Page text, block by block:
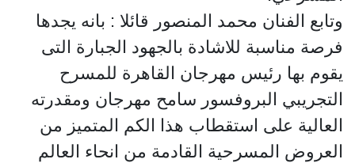
وتابع الفنان محمد المنصور قائلا : بانه يجدها
فرصة مناسبة للاشادة بالجهود الجبارة التى
يقوم بها رئيس مهرجان القاهرة للمسرح
التجريبي البروفسور سامح مهرجان ومقدرته
العالية على استقطاب هذا الكم المتميز من
العروض المسرحية القادمة من انحاء العالم